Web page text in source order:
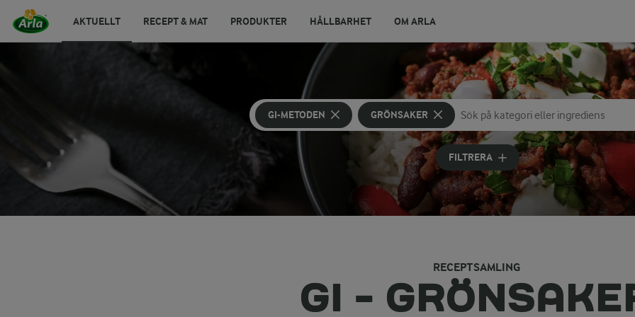
AKTUELLT RECEPT & MAT PRODUKTER HÅLLBARHET OM ARLA
GI-METODEN GRÖNSAKER
Sök på kategori eller ingrediens
Skriv in sökord för att få förslag
FILTRERA
RECEPTSAMLING
GI -